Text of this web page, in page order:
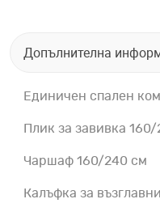
Допълнителна
Единичен спален
Плик за завивка
Чаршаф 160/240 см
Калъфка за